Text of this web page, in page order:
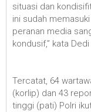
situasi dan
ini sudah
peranan media
kondusif,” kata
Tercatat, 64
(korlip) dan 43
tinggi (pati) Polri